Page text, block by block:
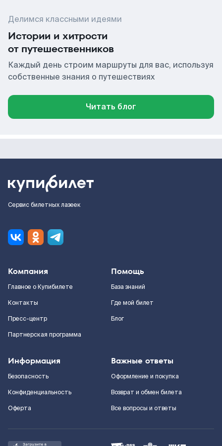
Делимся классными идеями
Истории и хитрости
от путешественников
Каждый день строим маршруты для вас, используя
собственные знания о путешествиях
Читать блог
Сервис билетных лазеек
Компания
Главное о Купибилете
Контакты
Пресс-центр
Партнерская программа
Помощь
База знаний
Где мой билет
Блог
Информация
Безопасность
Конфиденциальность
Оферта
Важные ответы
Оформление и покупка
Возврат и обмен билета
Все вопросы и ответы